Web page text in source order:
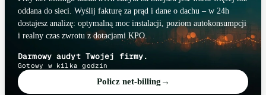
oddana do sieci. Wyślij fakturę za prąd i dane o dachu – w 24h
dostajesz analizę: optymalną moc instalacji, poziom autokonsumpcji
i realny czas zwrotu z dotacjami KPO.
Policz net-billing →
Darmowy audyt Twojej firmy.
Gotowy w kilka godzin